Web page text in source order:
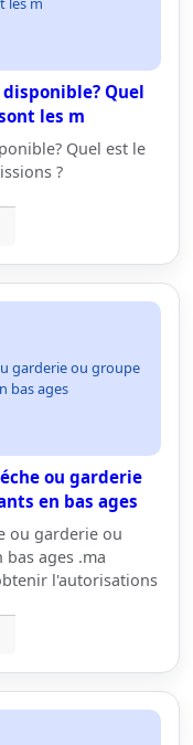
Quel
les m
Quel est le
?
garderie ou groupe
bas ages
ou garderie
en bas ages
ou garderie ou
ages .ma
l'autorisations